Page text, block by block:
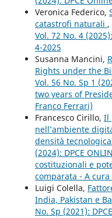
Veronica Federico,
catastrofi naturali ,
Vol. 72 No. 4
4-2025
Susanna Mancini,
Rights under the
Vol. 56 No. Sp 1
two years of
Franco Ferrari)
Francesco Cirillo, Il
nell’ambiente
densità tecnologica
(2024): DPCE
costituzionali e
comparata - A cura
Luigi Colella,
India, Pakistan e
No. Sp (2021):